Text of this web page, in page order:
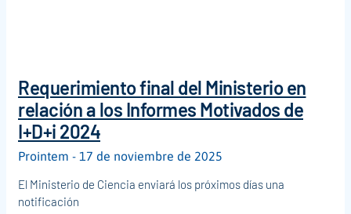
Requerimiento final del Ministerio en
relación a los Informes Motivados de
I+D+i 2024
Prointem
17 de noviembre de 2025
El Ministerio de Ciencia enviará los próximos días una
notificación